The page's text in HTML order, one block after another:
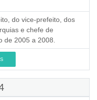
do vice-prefeito, dos
e chefe de
de 2005 a 2008.